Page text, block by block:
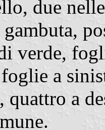
due
verde,
a
quattro a